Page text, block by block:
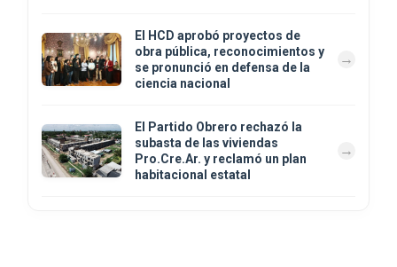
El HCD aprobó proyectos de
obra pública, reconocimientos y
se pronunció en defensa de la
ciencia nacional
El Partido Obrero rechazó la
subasta de las viviendas
Pro.Cre.Ar. y reclamó un plan
habitacional estatal